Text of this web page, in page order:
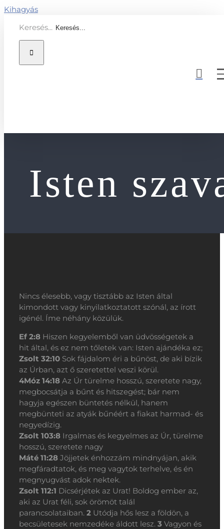
Kihagyás
Keresés...
Isten
Nincs élesebb, vagy tisztább az Isten által
kimondott vagy kinyilatkoztatott szónál, az írott
igénél. Íme néhány közülük.
Ef 2:8 Hiszen kegyelemből van üdvösségetek a
hit által, és ez nem tőletek van: Isten ajándéka ez;
Zsolt 32:10 Sok fájdalom éri a bűnöst, de aki bízik
az Úrban, azt ő szeretettel veszi körül.
4Móz 14:18 Az Úr türelme hosszú, szeretete nagy,
megbocsátja a bűnt és hitszegést; bár nem
hagyja egészen büntetés nélkül, hanem
megbünteti az atyák bűnéért a fiakat harmad- és
negyedízig.
Zsolt 103:8 Irgalmas és kegyelmes az Úr, türelme
hosszú, szeretete nagy
Máté 11:28 Jöjjetek énhozzám mindnyájan, akik
megfáradtatok, és meg vagytok terhelve, és én
megnyugvást adok nektek.
Zsolt 112:1 Dicsérjétek az Urat! Boldog ember az,
aki az Urat féli, sok örömöt talál
parancsolataiban. 2 Utódja hős lesz a földön, a
becsületesek nemzedéke áldott lesz. 3 Vagyon és